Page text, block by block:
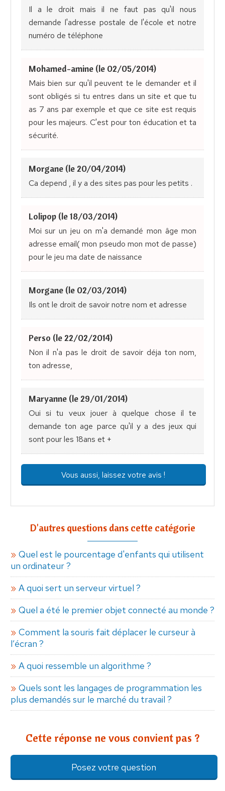
Il a le droit mais il ne faut pas qu'il nous
demande l'adresse postale de l'école et notre
numéro de téléphone
Mohamed-amine (le 02/05/2014)
Mais bien sur qu'il peuvent te le demander et il
sont obligés si tu entres dans un site et que tu
as 7 ans par exemple et que ce site est requis
pour les majeurs. C'est pour ton éducation et ta
sécurité.
Morgane (le 20/04/2014)
Ca depend , il y a des sites pas pour les petits .
Lolipop (le 18/03/2014)
Moi sur un jeu on m'a demandé mon âge mon
adresse email( mon pseudo mon mot de passe)
pour le jeu ma date de naissance
Morgane (le 02/03/2014)
Ils ont le droit de savoir notre nom et adresse
Perso (le 22/02/2014)
Non il n'a pas le droit de savoir déja ton nom,
ton adresse,
Maryanne (le 29/01/2014)
Oui si tu veux jouer à quelque chose il te
demande ton age parce qu'il y a des jeux qui
sont pour les 18ans et +
Vous aussi, laissez votre avis !
D'autres questions dans cette catégorie
Quel est le pourcentage d'enfants qui utilisent
un ordinateur ?
A quoi sert un serveur virtuel ?
Quel a été le premier objet connecté au monde ?
Comment la souris fait déplacer le curseur à
l’écran ?
A quoi ressemble un algorithme ?
Quels sont les langages de programmation les
plus demandés sur le marché du travail ?
Cette réponse ne vous convient pas ?
Posez votre question